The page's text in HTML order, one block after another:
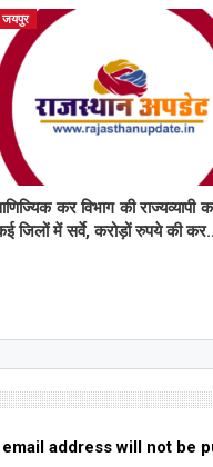
जयपुर
कर विभाग की राज्यव्यापी
जिलों में सर्वे, करोड़ों रुपये की
address will not be